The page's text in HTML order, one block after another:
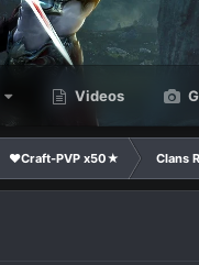
Videos
❤Craft-PVP x50★ Clans